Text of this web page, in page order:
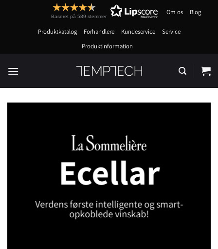
Baseret på 589 stemmer
Om os Blog
Produktkatalog Forhandlere Kundeservice
Service
Produktinformation
Ecellar
Verdens første intelligente og smart-
opkoblede vinskab!